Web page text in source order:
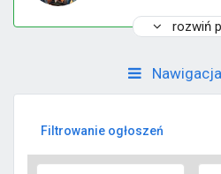
rozwiń
Filtrowanie ogłoszeń